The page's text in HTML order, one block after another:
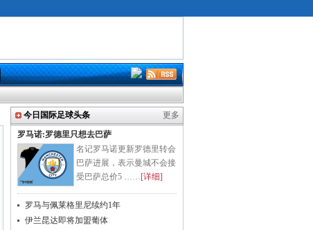
今日国际足球头条
更多
罗马诺:罗德里只想去巴萨
名记罗马诺更新罗德里转会
巴萨进展，表示曼城不会接
受巴萨总价5 ……[详细]
罗马与佩莱格里尼续约1年
伊兰昆达即将加盟葡体